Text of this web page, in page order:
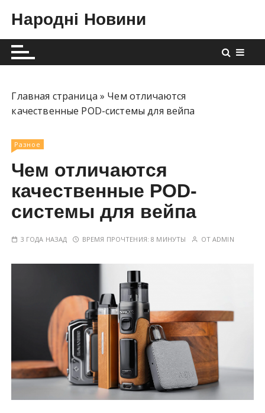
р
й
Народні Новини
Главная страница » Чем отличаются
качественные POD-системы для вейпа
Разное
Чем отличаются
качественные POD-
системы для вейпа
3 ГОДА НАЗАД ВРЕМЯ ПРОЧТЕНИЯ:8 МИНУТЫ ОТ ADMIN